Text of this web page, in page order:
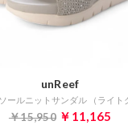
unReef
￥15,950 ￥11,165